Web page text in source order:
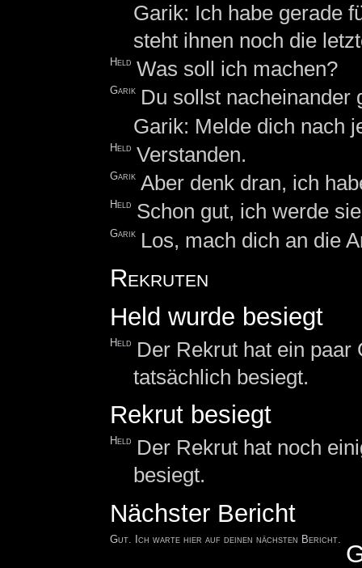
Garik: Ich habe gerade
steht ihnen noch die
Held Was soll ich machen?
Garik Du sollst nacheinander
Garik: Melde dich nach
Held Verstanden.
Garik Aber denk dran, ich
Held Schon gut, ich werde
Garik Los, mach dich an die
Rekruten
Held wurde besiegt
Held
Der Rekrut hat ein paar
tatsächlich besiegt.
Rekrut besiegt
Held
Der Rekrut hat noch
besiegt.
Nächster Bericht
Gut. Ich warte hier auf deinen nächsten Bericht.